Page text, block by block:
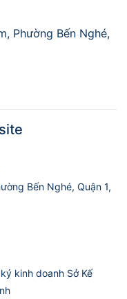
Phường Bến Nghé,
Bến Nghé, Quận 1,
kinh doanh Sở Kế